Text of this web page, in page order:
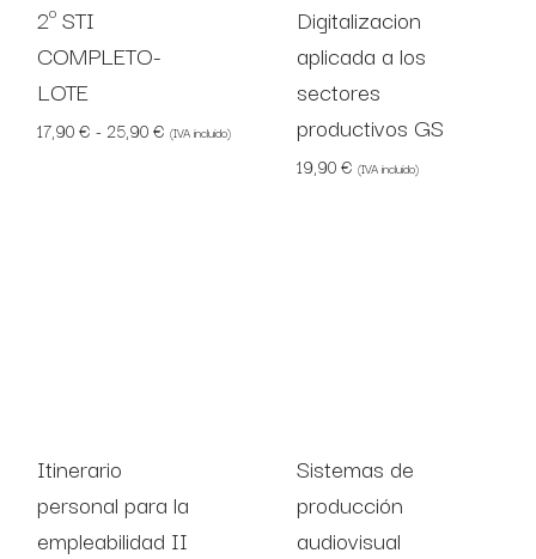
2º STI
COMPLETO-
LOTE
17,90€ - 25,90€ Rango de precios: desde 17,90 € hasta 25,90 €
(IVA incluido)
Digitalizacion
aplicada a los
sectores
productivos GS
19,90€ (IVA incluido)
Itinerario
personal para la
empleabilidad II
Sistemas de
producción
audiovisual